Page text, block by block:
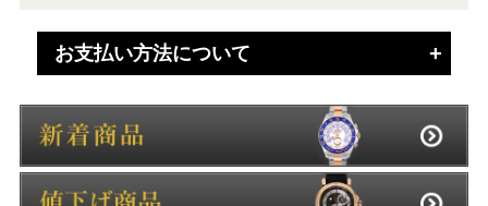
お支払い方法について